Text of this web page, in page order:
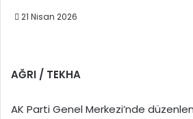
21 Nisan 2026
AĞRI / TEKHA
AK Parti Genel Merkezi’nde